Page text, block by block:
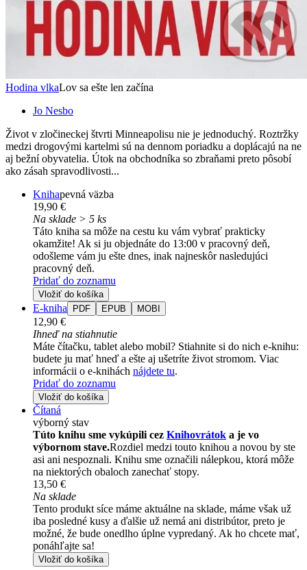
Hodina vlkaLov sa ešte len začína
Jo Nesbo
Život v zločineckej štvrti Minneapolisu nie je jednoduchý. Roztržky
medzi drogovými kartelmi sú na dennom poriadku a doplácajú na ne
aj bežní obyvatelia. Útok na obchodníka so zbraňami preto pôsobí
ako zásah spravodlivosti...
Knihapevná väzba
19,90 €
Na sklade > 5 ks
Táto kniha sa môže na cestu ku vám vybrať prakticky
okamžite! Ak si ju objednáte do 13:00 v pracovný deň,
odošleme vám ju ešte dnes, inak najneskôr nasledujúci
pracovný deň.
Pridať do zoznamu
Vložiť do košíka
E-kniha PDF EPUB MOBI
12,90 €
Ihneď na stiahnutie
Máte čítačku, tablet alebo mobil? Stiahnite si do nich e-knihu:
budete ju mať hneď a ešte aj ušetríte život stromom. Viac
informácii o e-knihách nájdete tu.
Pridať do zoznamu
Vložiť do košíka
Čítaná
výborný stav
Túto knihu sme vykúpili cez Knihovrátok a je vo
výbornom stave.Rozdiel medzi touto knihou a novou by ste
asi ani nespoznali. Knihu sme označili nálepkou, ktorá môže
na niektorých obaloch zanechať stopy.
13,50 €
Na sklade
Tento produkt síce máme aktuálne na sklade, máme však už
iba posledné kusy a ďalšie už nemá ani distribútor, preto je
možné, že bude onedlho úplne vypredaný. Ak ho chcete mať,
ponáhľajte sa!
Vložiť do košíka